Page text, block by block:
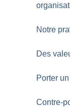
Notre
Des
Porter
Contre-